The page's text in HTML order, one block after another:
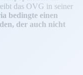
das OVG in seiner
bedingte einen
der auch nicht